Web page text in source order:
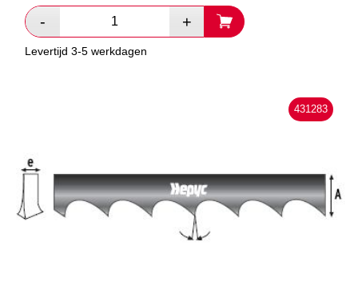
Levertijd 3-5 werkdagen
431283